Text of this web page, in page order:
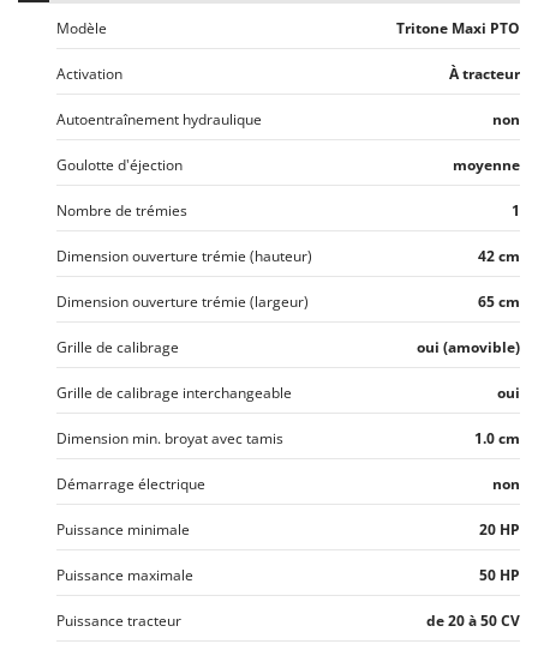
Modèle Tritone Maxi PTO
Activation À tracteur
Autoentraînement hydraulique non
Goulotte d'éjection moyenne
Nombre de trémies 1
Dimension ouverture trémie (hauteur) 42 cm
Dimension ouverture trémie (largeur) 65 cm
Grille de calibrage oui (amovible)
Grille de calibrage interchangeable oui
Dimension min. broyat avec tamis 1.0 cm
Démarrage électrique non
Puissance minimale 20 HP
Puissance maximale 50 HP
Puissance tracteur de 20 à 50 CV